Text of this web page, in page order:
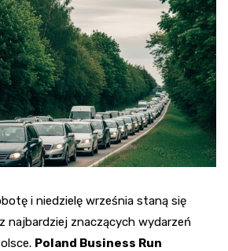
i niedzielę września staną się
najbardziej znaczących wydarzeń
Poland Business Run